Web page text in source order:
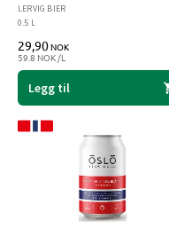
LERVIG BIER
0.5 L
29,90NOK
59.8 NOK /L
Legg til